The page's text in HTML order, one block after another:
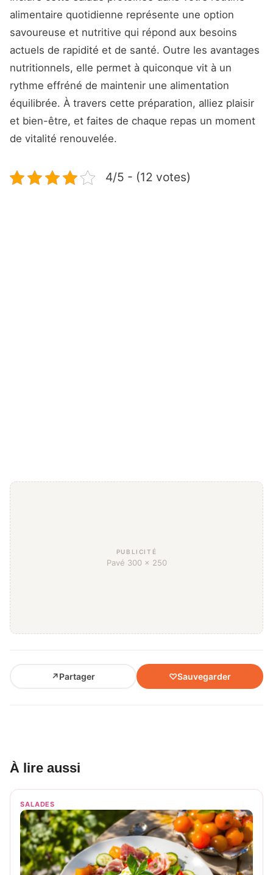
alimentaire quotidienne représente une option
savoureuse et nutritive qui répond aux besoins
actuels de rapidité et de santé. Outre les avantages
nutritionnels, elle permet à quiconque vit à un
rythme effréné de maintenir une alimentation
équilibrée. À travers cette préparation, alliez plaisir
et bien-être, et faites de chaque repas un moment
de vitalité renouvelée.
4/5 - (12 votes)
PUBLICITÉ
Pavé 300 × 250
↗Partager ♡Sauvegarder
À lire aussi
SALADES